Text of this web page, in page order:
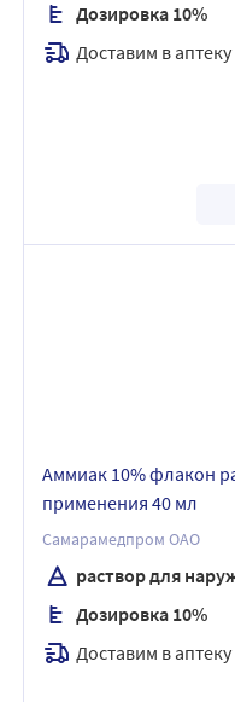
Дозировка 10%
Доставим в аптеку
Аммиак 10% флакон
применения 40 мл
Самарамедпром ОАО
раствор для
Дозировка 10%
Доставим в аптеку